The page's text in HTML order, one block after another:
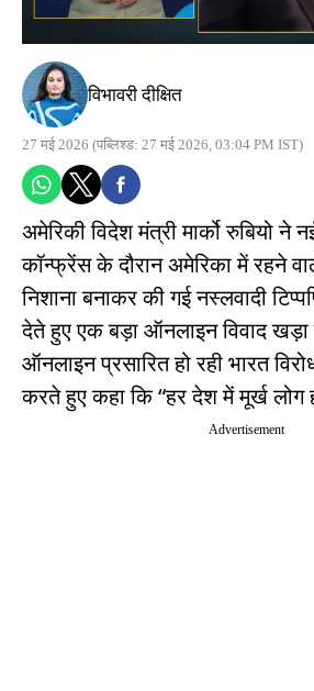
विभावरी दीक्षित
27 मई 2026 (पब्लिश्ड: 27 मई 2026, 03:04 PM IST)
अमेरिकी विदेश मंत्री मार्को रुबियो ने
कॉन्फ्रेंस के दौरान अमेरिका में रहने
निशाना बनाकर की गई नस्लवादी
देते हुए एक बड़ा ऑनलाइन विवाद खड़ा
ऑनलाइन प्रसारित हो रही भारत
करते हुए कहा कि “हर देश में मूर्ख लोग
Advertisement